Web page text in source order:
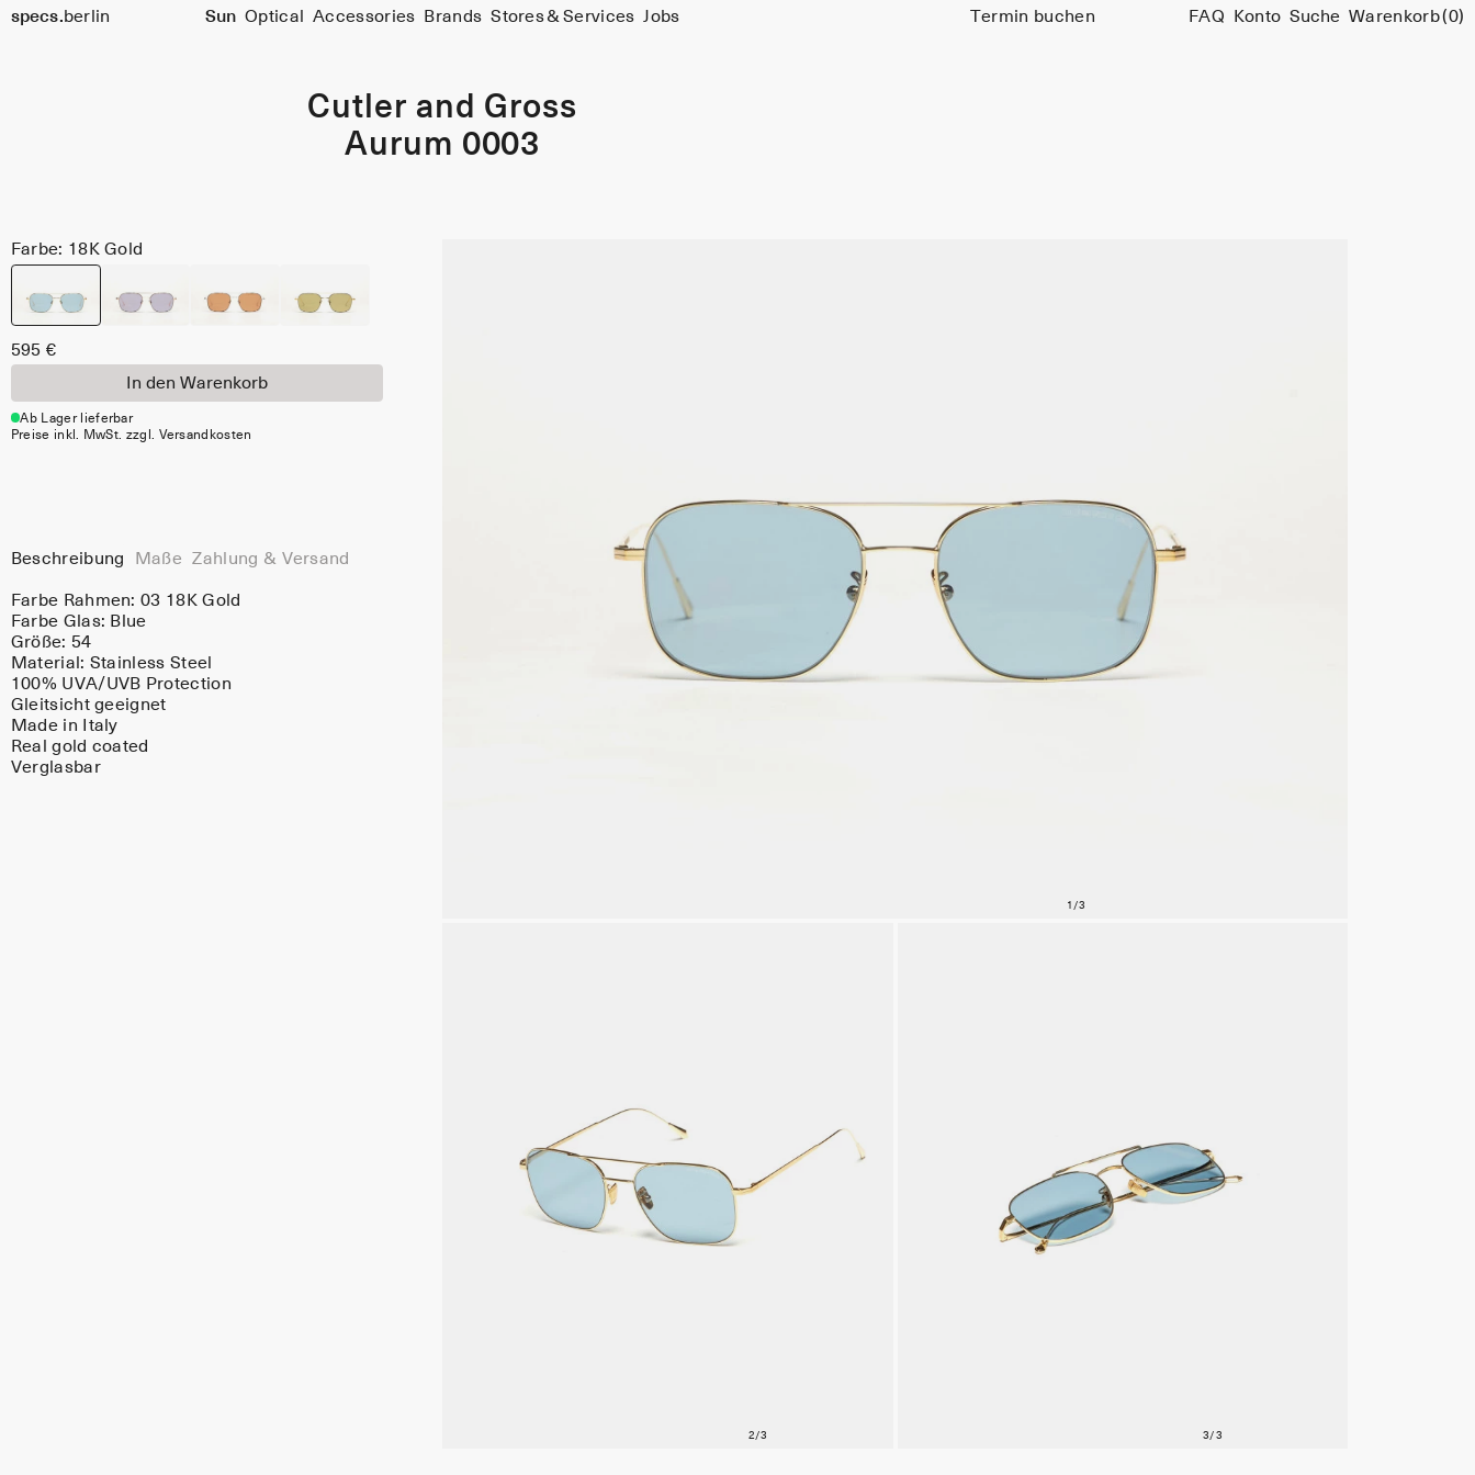
specs. berlin Sun Optical Accessories Brands Stores & Services Jobs Termin buchen FAQ Konto Suche Warenkorb(0)
Cutler and Gross
Aurum 0003
Farbe: 18K Gold
Größe
54
595 €
In den Warenkorb
Ab Lager lieferbar
Preise inkl. MwSt. zzgl. Versandkosten
Beschreibung Maße Zahlung & Versand
Farbe Rahmen:03 18K Gold
Farbe Glas: Blue
Größe: 54
Material: Stainless Steel
100% UVA/UVB Protection
Gleitsicht geeignet
Made in Italy
Real gold coated
Verglasbar